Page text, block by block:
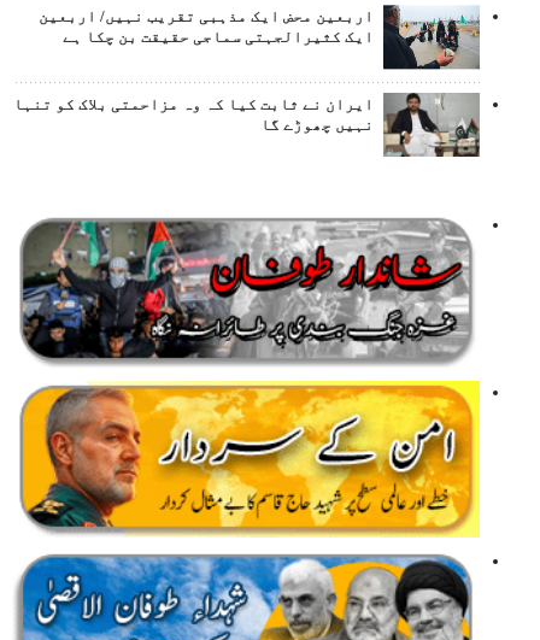
اربعین محض ایک مذہبی تقریب نہیں/ اربعین
ایک کثیرالجہتی سماجی حقیقت بن چکا ہے
ایران نے ثابت کیا کہ وہ مزاحمتی بلاک کو تنہا
نہیں چھوڑے گا